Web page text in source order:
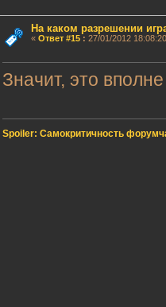
На каком разрешении
« Ответ #15: 27/01/2012
Значит, это
Spoiler: Самокритичность